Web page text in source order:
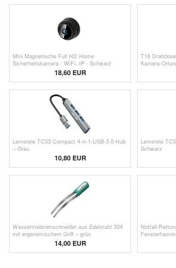
Mini Magnetische Full HD Home
Sicherheitskamera - WiFi, IP - Schwarz
18,60EUR
T18
Kamera-
Lemorele TC53 Compact 4-in-1-USB-3.0-Hub
– Grau
10,80EUR
Lemorele
Schwarz
Wassermelonenschneider aus Edelstahl 304
mit ergonomischem Griff – grün
14,00 EUR
Notfall-